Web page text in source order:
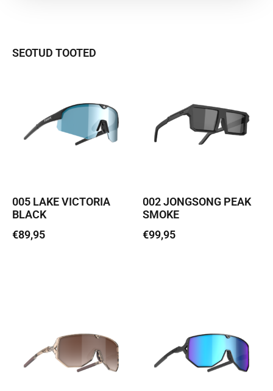
SEOTUD TOOTED
005 LAKE VICTORIA
BLACK
€89,95
002 JONGSONG PEAK
SMOKE
€99,95